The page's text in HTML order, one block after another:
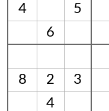
4
5
6
8 2
3
4